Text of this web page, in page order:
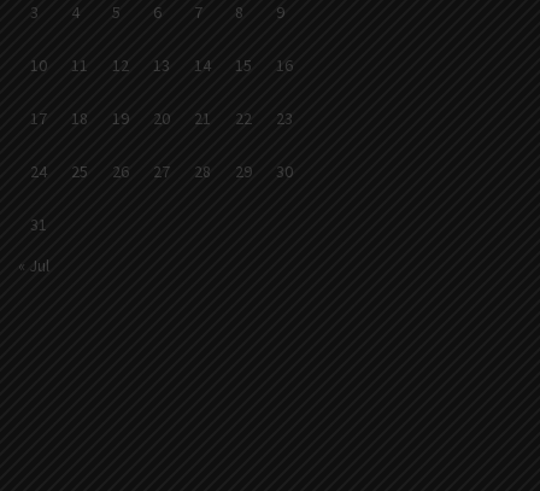
3 4 5 6 7 8 9
10 11 12 13 14 15 16
17 18 19 20 21 22 23
24 25 26 27 28 29 30
31
« Jul